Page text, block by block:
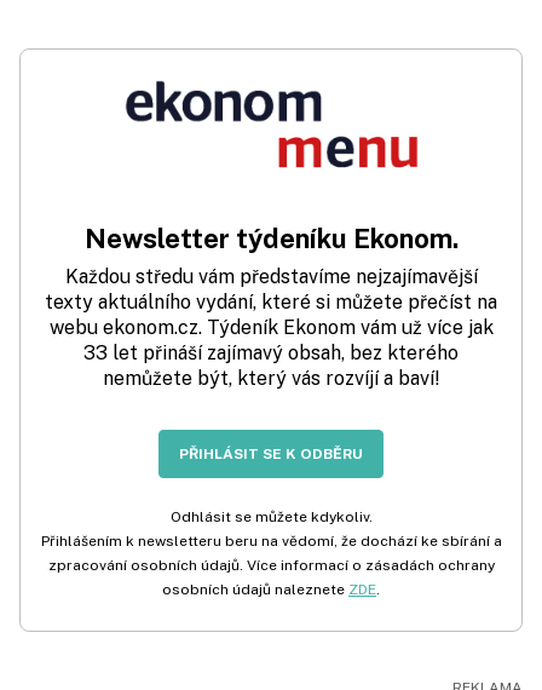
Newsletter týdeníku Ekonom.
Každou středu vám představíme nejzajímavější
texty aktuálního vydání, které si můžete přečíst na
webu ekonom.cz. Týdeník Ekonom vám už více jak
33 let přináší zajímavý obsah, bez kterého
nemůžete být, který vás rozvíjí a baví!
PŘIHLÁSIT SE K ODBĚRU
Odhlásit se můžete kdykoliv.
Přihlášením k newsletteru beru na vědomí, že dochází ke sbírání a
zpracování osobních údajů. Více informací o zásadách ochrany
osobních údajů naleznete ZDE.